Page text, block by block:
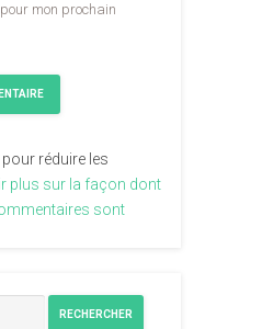
mon prochain
réduire les
plus sur la façon dont
sont
RECHERCHER